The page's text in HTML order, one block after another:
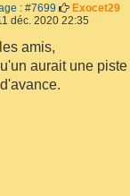
: #7699
Exocet29
déc. 2020 22:35
amis,
aurait une